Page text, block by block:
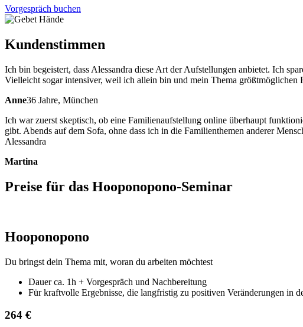
Vorgespräch buchen
Kundenstimmen
Ich bin begeistert, dass Alessandra diese Art der Aufstellungen anbietet. Ich
Vielleicht sogar intensiver, weil ich allein bin und mein Thema
Anne36 Jahre, München
Ich war zuerst skeptisch, ob eine Familienaufstellung online überhaupt
gibt. Abends auf dem Sofa, ohne dass ich in die Familienthemen anderer
Alessandra
Martina
Preise für das Hooponopono-Seminar
Hooponopono
Du bringst dein Thema mit, woran du arbeiten möchtest
Dauer ca. 1h + Vorgespräch und Nachbereitung
Für kraftvolle Ergebnisse, die langfristig zu positiven Veränderungen in
264 €